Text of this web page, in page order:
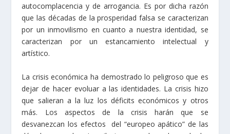
autocomplacencia y de arrogancia. Es por dicha razón
que las décadas de la prosperidad falsa se caracterizan
por un inmovilismo en cuanto a nuestra identidad, se
caracterizan por un estancamiento intelectual y
artístico.
La crisis económica ha demostrado lo peligroso que es
dejar de hacer evoluar a las identidades. La crisis hizo
que salieran a la luz los déficits económicos y otros
más. Los aspectos de la crisis harán que se
desvanezcan los efectos del “europeo apático” de las